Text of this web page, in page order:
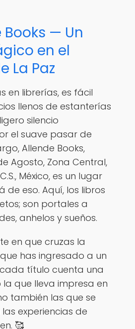
Books — Un
en el
La Paz
en librerías, es fácil
llenos de estanterías
silencio
el suave pasar de
Allende Books,
Agosto, Zona Central,
México, es un lugar
de eso. Aquí, los libros
son portales a
anhelos y sueños.
en que cruzas la
has ingresado a un
título cuenta una
la que lleva impresa en
también las que se
experiencias de
🥰